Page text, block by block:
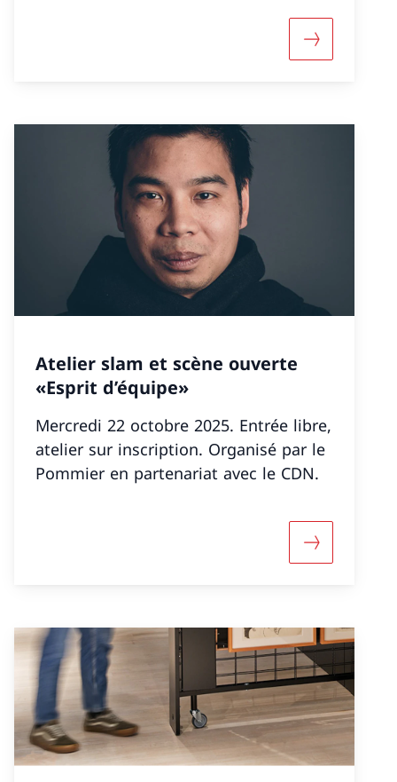
su «Concerto del NEC «Danger dans la
Maggiori
su «Concerto della Société de Musique
Atelier slam et scène ouverte
«Esprit d’équipe»
Mercredi 22 octobre 2025. Entrée libre,
atelier sur inscription. Organisé par le
Pommier en partenariat avec le CDN.
Maggiori